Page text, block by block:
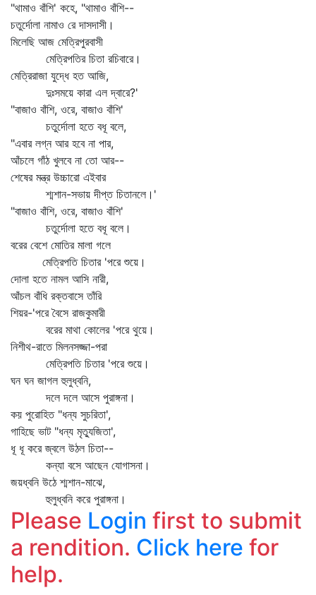
"থামাও বাঁশি' কহে, "থামাও বাঁশি--
চতুর্দোলা নামাও রে দাসদাসী।
মিলেছি আজ মেত্রিপুরবাসী
মেত্রিপতির চিতা রচিবারে।
মেত্রিরাজা যুদ্ধে হত আজি,
দুঃসময়ে কারা এল দ্বারে?'
"বাজাও বাঁশি, ওরে, বাজাও বাঁশি'
চতুর্দোলা হতে বধূ বলে,
"এবার লগ্ন আর হবে না পার,
আঁচলে গাঁঠ খুলবে না তো আর--
শেষের মন্ত্র উচ্চারো এইবার
শ্মশান-সভায় দীপ্ত চিতানলে।'
"বাজাও বাঁশি, ওরে, বাজাও বাঁশি'
চতুর্দোলা হতে বধূ বলে।
বরের বেশে মোতির মালা গলে
মেত্রিপতি চিতার 'পরে শুয়ে।
দোলা হতে নামল আসি নারী,
আঁচল বাঁধি রক্তবাসে তাঁরি
শিয়র-'পরে বৈসে রাজকুমারী
বরের মাথা কোলের 'পরে থুয়ে।
নিশীথ-রাতে মিলনসজ্জা-পরা
মেত্রিপতি চিতার 'পরে শুয়ে।
ঘন ঘন জাগল হুলুধ্বনি,
দলে দলে আসে পুরাঙ্গনা।
কয় পুরোহিত "ধন্য সুচরিতা',
গাহিছে ভাট "ধন্য মৃত্যুজিতা',
ধূ ধূ করে জ্বলে উঠল চিতা--
কন্যা বসে আছেন যোগাসনা।
জয়ধ্বনি উঠে শ্মশান-মাঝে,
হুলুধ্বনি করে পুরাঙ্গনা।
Please Login first to submit
a rendition. Click here for
help.